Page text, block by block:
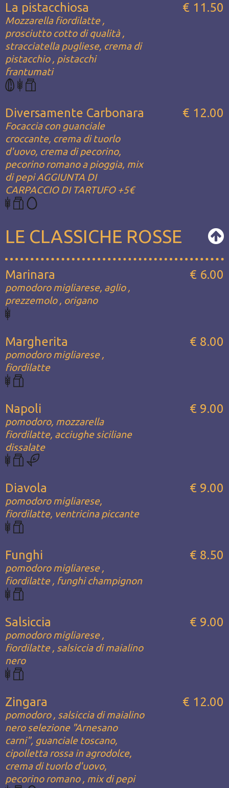
La pistacchiosa
Mozzarella fiordilatte ,
prosciutto cotto di qualità ,
stracciatella pugliese, crema di
pistacchio , pistacchi
frantumati
€ 11.50
Diversamente Carbonara
Focaccia con guanciale
croccante, crema di tuorlo
d'uovo, crema di pecorino,
pecorino romano a pioggia, mix
di pepi AGGIUNTA DI
CARPACCIO DI TARTUFO +5€
€ 12.00
LE CLASSICHE ROSSE
Marinara
pomodoro migliarese, aglio ,
prezzemolo , origano
€ 6.00
Margherita
pomodoro migliarese ,
fiordilatte
€ 8.00
Napoli
pomodoro, mozzarella
fiordilatte, acciughe siciliane
dissalate
€ 9.00
Diavola
pomodoro migliarese,
fiordilatte, ventricina piccante
€ 9.00
Funghi
pomodoro migliarese ,
fiordilatte , funghi champignon
€ 8.50
Salsiccia
pomodoro migliarese ,
fiordilatte , salsiccia di maialino
nero
€ 9.00
Zingara
pomodoro , salsiccia di maialino
nero selezione "Arnesano
carni", guanciale toscano,
cipolletta rossa in agrodolce,
crema di tuorlo d'uovo,
pecorino romano , mix di pepi
€ 12.00